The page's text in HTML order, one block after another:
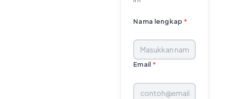
Nama lengkap *
Email *